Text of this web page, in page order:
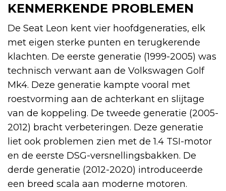
KENMERKENDE PROBLEMEN
De Seat Leon kent vier hoofdgeneraties, elk
met eigen sterke punten en terugkerende
klachten. De eerste generatie (1999-2005) was
technisch verwant aan de Volkswagen Golf
Mk4. Deze generatie kampte vooral met
roestvorming aan de achterkant en slijtage
van de koppeling. De tweede generatie (2005-
2012) bracht verbeteringen. Deze generatie
liet ook problemen zien met de 1.4 TSI-motor
en de eerste DSG-versnellingsbakken. De
derde generatie (2012-2020) introduceerde
een breed scala aan moderne motoren.